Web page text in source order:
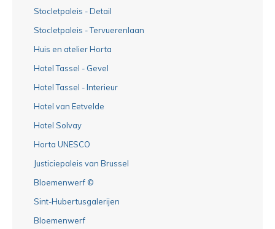
Stocletpaleis - Detail
Stocletpaleis - Tervuerenlaan
Huis en atelier Horta
Hotel Tassel - Gevel
Hotel Tassel - Interieur
Hotel van Eetvelde
Hotel Solvay
Horta UNESCO
Justiciepaleis van Brussel
Bloemenwerf ©
Sint-Hubertusgalerijen
Bloemenwerf